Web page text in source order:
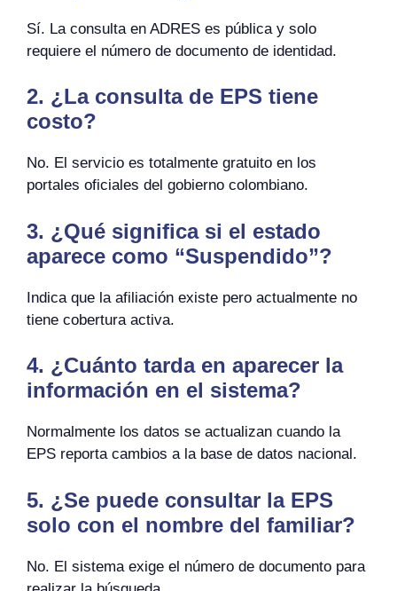
Sí. La consulta en ADRES es pública y solo
requiere el número de documento de identidad.
2. ¿La consulta de EPS tiene
costo?
No. El servicio es totalmente gratuito en los
portales oficiales del gobierno colombiano.
3. ¿Qué significa si el estado
aparece como “Suspendido”?
Indica que la afiliación existe pero actualmente no
tiene cobertura activa.
4. ¿Cuánto tarda en aparecer la
información en el sistema?
Normalmente los datos se actualizan cuando la
EPS reporta cambios a la base de datos nacional.
5. ¿Se puede consultar la EPS
solo con el nombre del familiar?
No. El sistema exige el número de documento para